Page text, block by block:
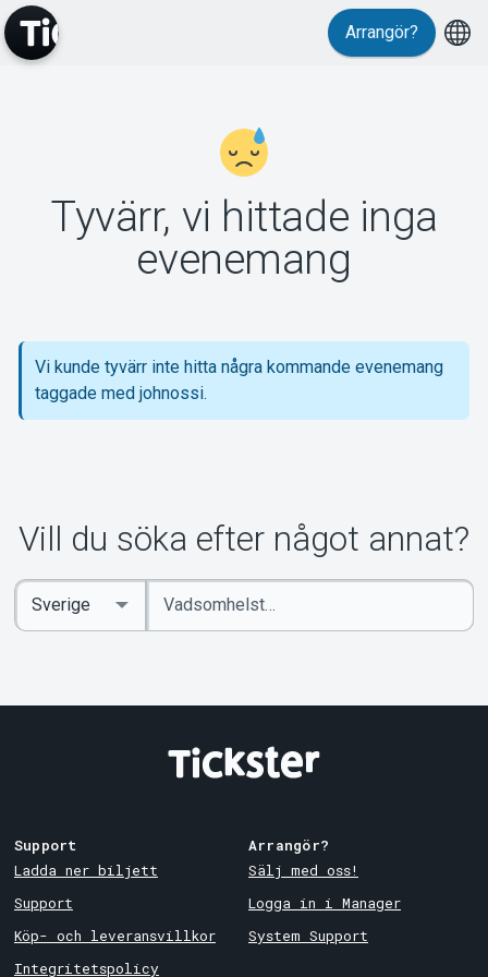
Support
Om Tickster
Arrangör?
Tyvärr, vi hittade inga
evenemang
Vi kunde tyvärr inte hitta några kommande evenemang
taggade med johnossi.
Vill du söka efter något annat?
Ange
sökord
Select
Country
Support
Ladda ner biljett
Support
Köp- och leveransvillkor
Integritetspolicy
Arrangör?
Sälj med oss!
Logga in i Manager
System Support